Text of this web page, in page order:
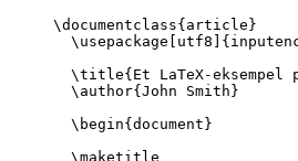
\documentclass{ article }
\usepackage
utf8 ]{
\title{Et LaTeX-
\author{John Smith}
\begin{ document }
\maketitle